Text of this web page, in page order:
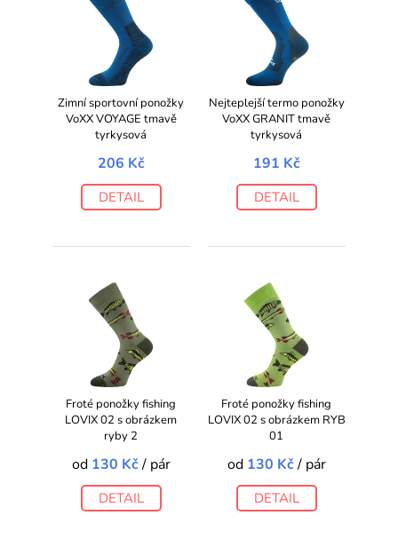
Zimní sportovní ponožky
VoXX VOYAGE tmavě
tyrkysová
206 Kč
DETAIL
Nejteplejší termo ponožky
VoXX GRANIT tmavě
tyrkysová
191 Kč
DETAIL
Froté ponožky fishing
LOVIX 02 s obrázkem
ryby 2
od 130 Kč/ pár
DETAIL
Froté ponožky fishing
LOVIX 02 s obrázkem RYB
01
od 130 Kč/ pár
DETAIL